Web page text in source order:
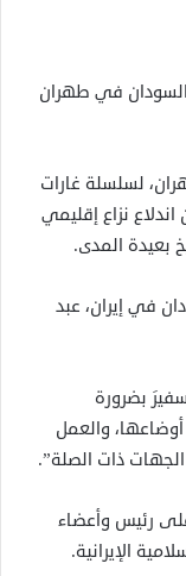
السودان في طهران
لسلسلة غارات
نزاع إقليمي
بعيدة المدى.
في إيران، عبد
بضرورة
والعمل
الجهات ذات الصلة”.
رئيس وأعضاء
الإيرانية.